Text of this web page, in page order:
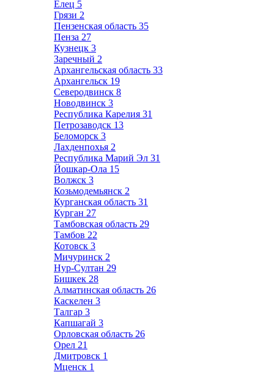
Елец 5
Грязи 2
Пензенская область 35
Пенза 27
Кузнецк 3
Заречный 2
Архангельская область 33
Архангельск 19
Северодвинск 8
Новодвинск 3
Республика Карелия 31
Петрозаводск 13
Беломорск 3
Лахденпохья 2
Республика Марий Эл 31
Йошкар-Ола 15
Волжск 3
Козьмодемьянск 2
Курганская область 31
Курган 27
Тамбовская область 29
Тамбов 22
Котовск 3
Мичуринск 2
Нур-Султан 29
Бишкек 28
Алматинская область 26
Каскелен 3
Талгар 3
Капшагай 3
Орловская область 26
Орел 21
Дмитровск 1
Мценск 1